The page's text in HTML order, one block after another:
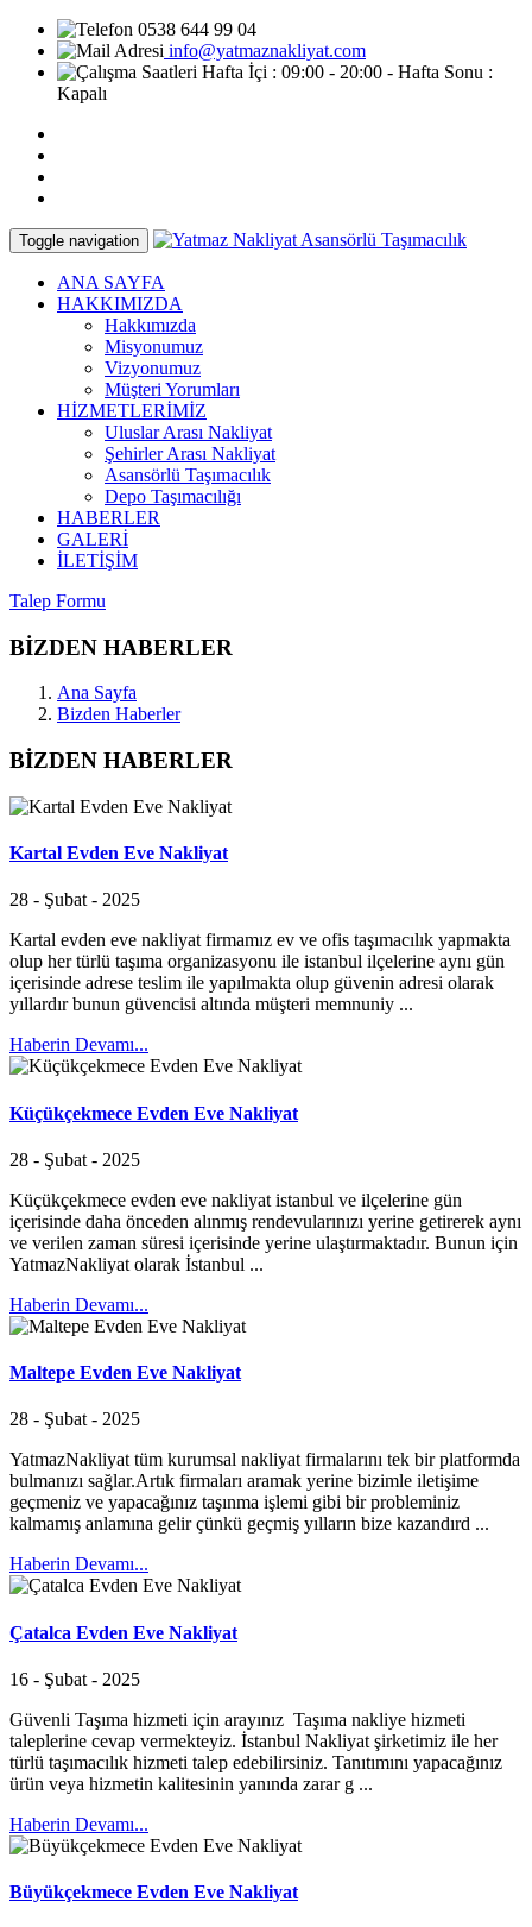
0538 644 99 04
info@yatmaznakliyat.com
Hafta İçi : 09:00 - 20:00 - Hafta Sonu :
Kapalı
Toggle navigation
ANA SAYFA
HAKKIMIZDA
Hakkımızda
Misyonumuz
Vizyonumuz
Müşteri Yorumları
HİZMETLERİMİZ
Uluslar Arası Nakliyat
Şehirler Arası Nakliyat
Asansörlü Taşımacılık
Depo Taşımacılığı
HABERLER
GALERİ
İLETİŞİM
Talep Formu
BİZDEN HABERLER
Ana Sayfa
Bizden Haberler
BİZDEN HABERLER
Kartal Evden Eve Nakliyat
28 - Şubat - 2025
Kartal evden eve nakliyat firmamız ev ve ofis taşımacılık yapmakta
olup her türlü taşıma organizasyonu ile istanbul ilçelerine aynı gün
içerisinde adrese teslim ile yapılmakta olup güvenin adresi olarak
yıllardır bunun güvencisi altında müşteri memnuniy ...
Haberin Devamı...
Küçükçekmece Evden Eve Nakliyat
28 - Şubat - 2025
Küçükçekmece evden eve nakliyat istanbul ve ilçelerine gün
içerisinde daha önceden alınmış rendevularınızı yerine getirerek aynı
ve verilen zaman süresi içerisinde yerine ulaştırmaktadır. Bunun için
YatmazNakliyat olarak İstanbul ...
Haberin Devamı...
Maltepe Evden Eve Nakliyat
28 - Şubat - 2025
YatmazNakliyat tüm kurumsal nakliyat firmalarını tek bir platformda
bulmanızı sağlar.Artık firmaları aramak yerine bizimle iletişime
geçmeniz ve yapacağınız taşınma işlemi gibi bir probleminiz
kalmamış anlamına gelir çünkü geçmiş yılların bize kazandırd ...
Haberin Devamı...
Çatalca Evden Eve Nakliyat
16 - Şubat - 2025
Güvenli Taşıma hizmeti için arayınız Taşıma nakliye hizmeti
taleplerine cevap vermekteyiz. İstanbul Nakliyat şirketimiz ile her
türlü taşımacılık hizmeti talep edebilirsiniz. Tanıtımını yapacağınız
ürün veya hizmetin kalitesinin yanında zarar g ...
Haberin Devamı...
Büyükçekmece Evden Eve Nakliyat